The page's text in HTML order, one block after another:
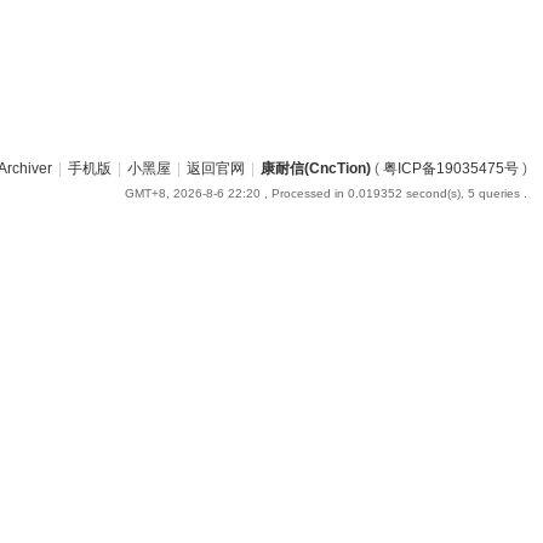
| 手机版 | 小黑屋 | 返回官网 | 康耐信(CncTion)( 粤ICP备19035475号)
GMT+8, 2026-8-6 22:20 , Processed in 0.019352 second(s), 5 queries .